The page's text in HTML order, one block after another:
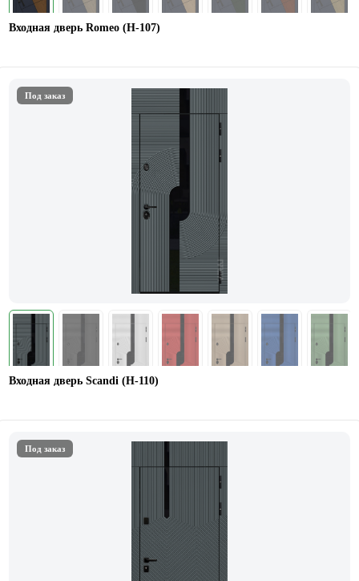
Входная дверь Romeo (Н-107)
Под заказ
Входная дверь Scandi (Н-110)
Под заказ